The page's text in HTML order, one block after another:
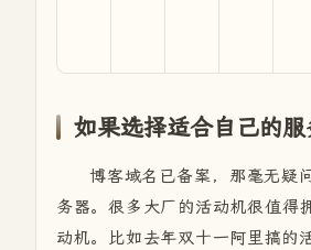
如果选择适合自己的服
博客域名已备案，那毫无疑
务器。很多大厂的活动机很值得
动机。比如去年双十一阿里搞的